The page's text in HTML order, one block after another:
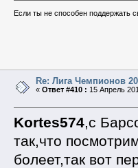
Если ты не способен поддержать
Re: Лига Чемпионов
«Ответ #410 : 15 Апрель
Kortes574,с
так,что
болеет,так вот